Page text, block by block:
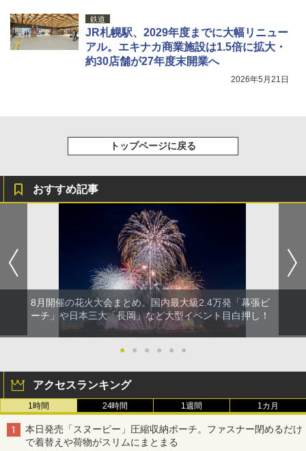
鉄道
JR札幌駅、2029年度までに大幅リニュー
アル。エキナカ商業施設は1.5倍に拡大・
約30店舗が27年度末開業へ
2026年5月21日
トップページに戻る
おすすめ記事
8月開催の花火大会まとめ。国内最大級2.4万発「幕張ビ
ーチ」や日本三大「長岡」など大型イベント目白押し！
● ● ● ● ● ●
アクセスランキング
1時間 24時間 1週間 1カ月
本日発売「スヌーピー」圧縮収納ポーチ。ファスナー閉めるだけ
で着替えや荷物がスリムにまとまる